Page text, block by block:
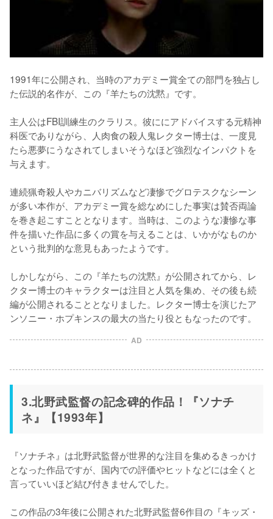
1991年に公開され、当時のアカデミー賞全ての部門を独占し
た伝説的名作が、この『羊たちの沈黙』です。
主人公はFBI訓練生のクラリス。彼ににアドバイスする元精神
科医でありながら、人肉食の殺人鬼レクター博士は、一度見
たら悪夢にうなされてしまいそうなほど強烈なインパクトを
与えます。
連続猟奇殺人やカニバリズムなど凄惨でグロテスクなシーン
が多い本作が、アカデミー賞を総なめにした事実は賛否両論
を巻き起こすこととなります。当時は、このような凄惨な事
件を描いた作品に多くの賞を与えることは、いかがなものか
という批判的な意見もあったようです。
しかしながら、この『羊たちの沈黙』が公開されてから、レ
クター博士のキャラクターは注目と人気を集め、その後も続
編が公開されることとなりました。レクター博士を演じたア
ンソニー・ホプキンスの最大の当たり役ともなったのです。
AD
3.北野武監督の記念碑的作品！『ソナチ
ネ』【1993年】
『ソナチネ』は北野武監督が世界的な注目を集めるきっかけ
となった作品ですが、国内での評価やヒットなどには全くと
言っていいほど結び付きませんでした。
この作品の3年後に公開された北野武監督6作目の『キッズ・